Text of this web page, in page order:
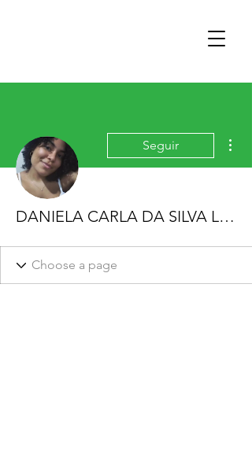
Seguir
DANIELA CARLA DA SILVA LOURENCO